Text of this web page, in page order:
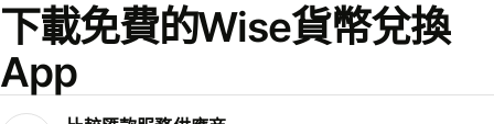
下載免費的Wise貨幣兌換
App